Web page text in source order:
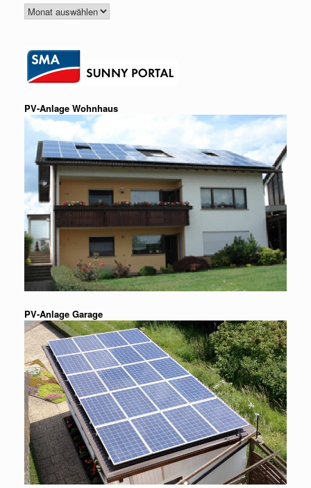
Archiv
PV-Anlage Wohnhaus
PV-Anlage Garage